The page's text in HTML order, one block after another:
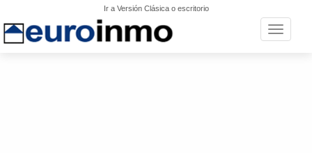
Ir a Versión Clásica o escritorio
Toggle